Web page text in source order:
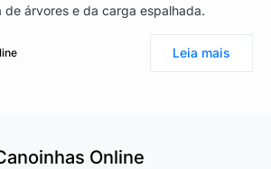
árvores e da carga espalhada.
Leia mais
Online